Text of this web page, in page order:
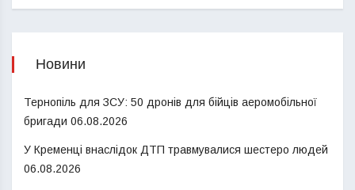
Новини
Тернопіль для ЗСУ: 50 дронів для бійців аеромобільної
бригади 06.08.2026
У Кременці внаслідок ДТП травмувалися шестеро людей
06.08.2026